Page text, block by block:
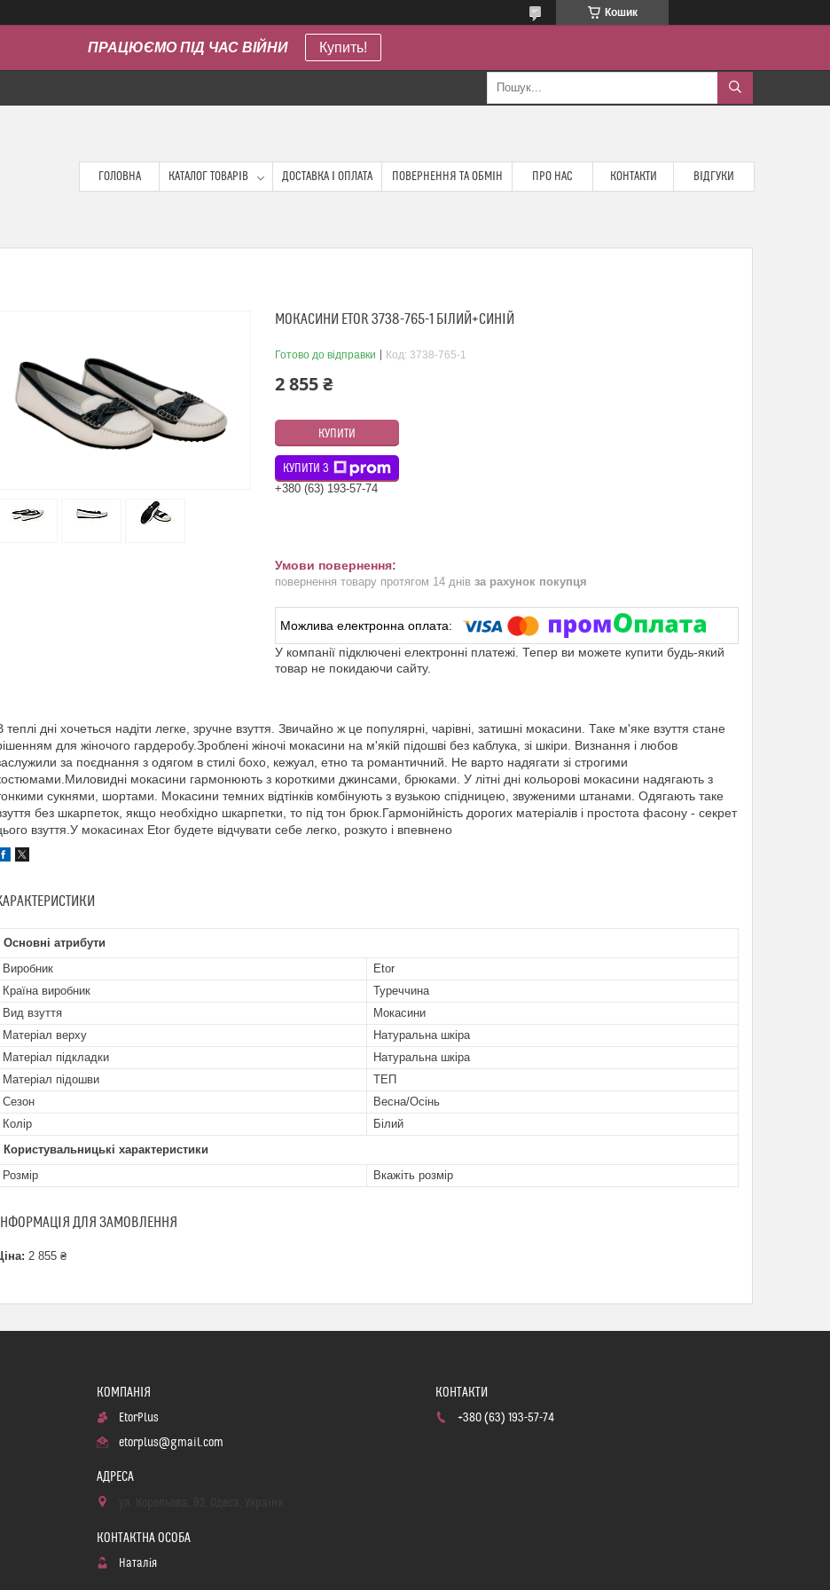
Кошик
ПРАЦЮЄМО ПІД ЧАС ВІЙНИ Купить!
ГОЛОВНА КАТАЛОГ ТОВАРІВ ДОСТАВКА І ОПЛАТА ПОВЕРНЕННЯ ТА ОБМІН ПРО НАС КОНТАКТИ ВІДГУКИ
МОКАСИНИ ETOR 3738-765-1 БІЛИЙ+СИНІЙ
Готово до відправки Код: 3738-765-1
2 855 ₴
КУПИТИ
КУПИТИ З
+380 (63) 193-57-74
повернення товару протягом 14 днів за рахунок покупця
У компанії підключені електронні платежі. Тепер ви можете купити будь-який
товар не покидаючи сайту.
теплі дні хочеться надіти легке, зручне взуття. Звичайно ж це популярні, чарівні, затишні мокасини. Таке м'яке взуття стане
для жіночого гардеробу.Зроблені жіночі мокасини на м'якій підошві без каблука, зі шкіри. Визнання і любов
за поєднання з одягом в стилі бохо, кежуал, етно та романтичний. Не варто надягати зі строгими
мокасини гармонюють з короткими джинсами, брюками. У літні дні кольорові мокасини надягають з
сукнями, шортами. Мокасини темних відтінків комбінують з вузькою спідницею, звуженими штанами. Одягають таке
без шкарпеток, якщо необхідно шкарпетки, то під тон брюк.Гармонійність дорогих матеріалів і простота фасону - секрет
взуття.У мокасинах Etor будете відчувати себе легко, розкуто і впевнено
Основні атрибути
Виробник
Etor
Країна виробник
Туреччина
Вид взуття
Мокасини
Матеріал верху
Натуральна шкіра
Матеріал підкладки
Натуральна шкіра
Матеріал підошви
ТЕП
Сезон
Весна/Осінь
Колір
Білий
Користувальницькі характеристики
Розмір
Вкажіть розмір
ДЛЯ ЗАМОВЛЕННЯ
2 855 ₴
EtorPlus
etorplus@gmail.com
Наталія
+380 (63) 193-57-74